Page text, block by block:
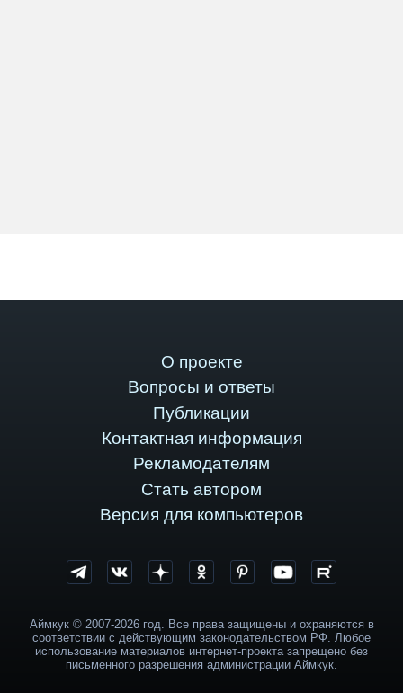
О проекте
Вопросы и ответы
Публикации
Контактная информация
Рекламодателям
Стать автором
Версия для компьютеров
Аймкук © 2007-2026 год. Все права защищены и охраняются в
соответствии с действующим законодательством РФ. Любое
использование материалов интернет-проекта запрещено без
письменного разрешения администрации Аймкук.